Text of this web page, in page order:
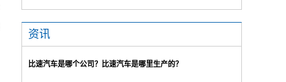
资讯
比速汽车是哪个公司？比速汽车是哪里生产的？